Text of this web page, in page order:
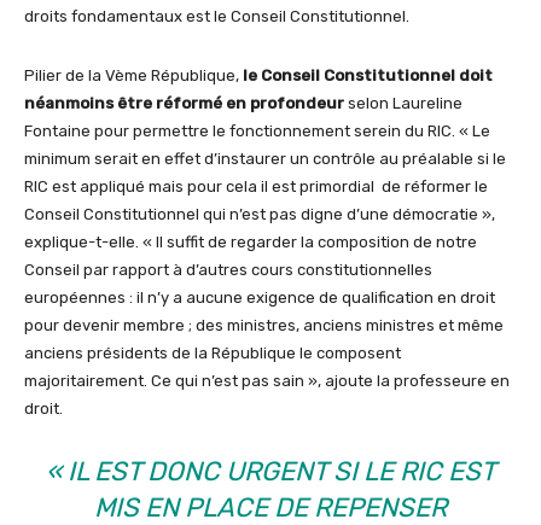
droits fondamentaux est le Conseil Constitutionnel.
Pilier de la Vème République, le Conseil Constitutionnel doit
néanmoins être réformé en profondeur selon Laureline
Fontaine pour permettre le fonctionnement serein du RIC. « Le
minimum serait en effet d’instaurer un contrôle au préalable si le
RIC est appliqué mais pour cela il est primordial de réformer le
Conseil Constitutionnel qui n’est pas digne d’une démocratie »,
explique-t-elle. « Il suffit de regarder la composition de notre
Conseil par rapport à d’autres cours constitutionnelles
européennes : il n’y a aucune exigence de qualification en droit
pour devenir membre ; des ministres, anciens ministres et même
anciens présidents de la République le composent
majoritairement. Ce qui n’est pas sain », ajoute la professeure en
droit.
« IL EST DONC URGENT SI LE RIC EST
MIS EN PLACE DE REPENSER